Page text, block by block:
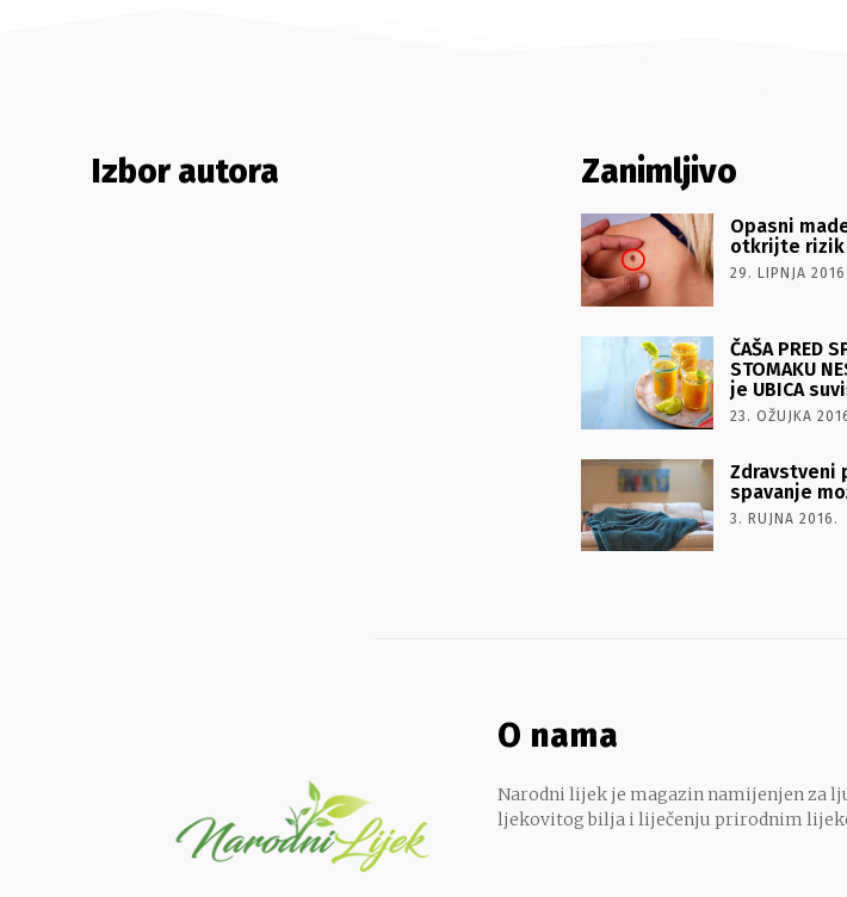
Izbor autora Zanimljivo
Opasni
otkrijte rizik
29. LIPNJA 2016.
ČAŠA PRED
STOMAKU
je UBICA
23. OŽUJKA
Zdravstveni
spavanje
3. RUJNA 2016.
O nama
Narodni lijek je magazin namijenjen za
ljekovitog bilja i liječenju prirodnim